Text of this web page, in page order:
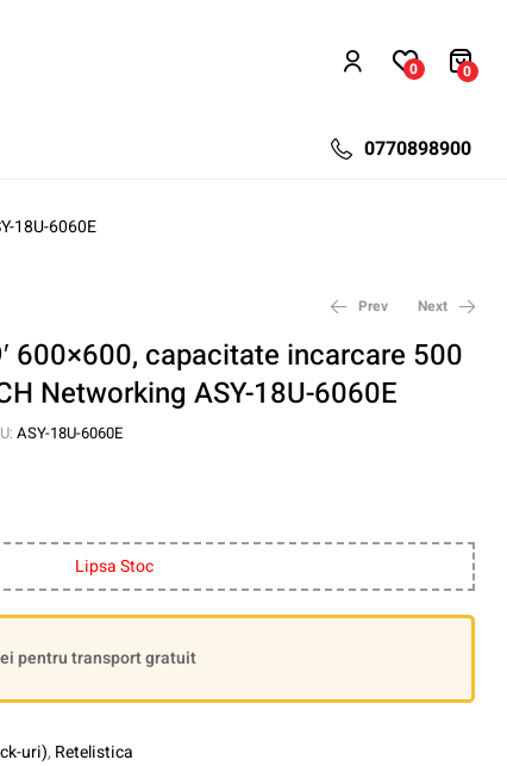
0 0
0770898900
18U-6060E
Prev
704,34
464,40lei
Next
1.807,26
1.191,60lei
600×600, capacitate incarcare 500
Networking ASY-18U-6060E
ASY-18U-6060E
Lipsa Stoc
pentru transport gratuit
uri), Retelistica